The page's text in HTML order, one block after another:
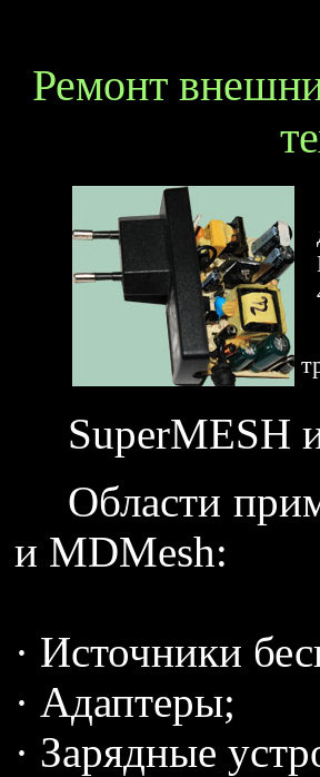
Ремонт
SuperMESH
Области
и MDMesh:
· Источники
· Адаптеры;
· Зарядные